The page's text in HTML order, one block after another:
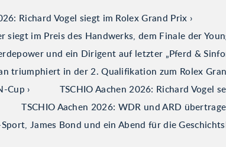
Richard Vogel siegt im Rolex Grand Prix
siegt im Preis des Handwerks, dem Finale der
und ein Dirigent auf letzter „Pferd &
triumphiert in der 2. Qualifikation zum Rolex
Cup
TSCHIO Aachen 2026: Richard Vogel
TSCHIO Aachen 2026: WDR und ARD
James Bond und ein Abend für die